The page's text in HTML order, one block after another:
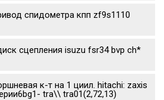
спидометра кпп zf9s1110
сцепления isuzu fsr34 bvp ch*
к-т на 1 циил. hitachi: zaxis
tra\\ tra01(2,72,13)